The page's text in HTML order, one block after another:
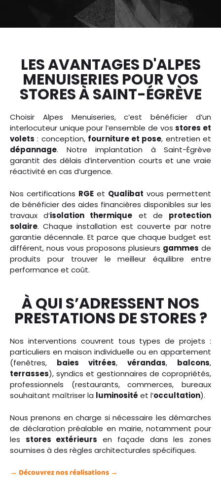
LES AVANTAGES D'ALPES
MENUISERIES POUR VOS
STORES À SAINT-ÉGRÈVE
Choisir Alpes Menuiseries, c’est bénéficier d’un
interlocuteur unique pour l’ensemble de vosstores et
volets : conception, fourniture et pose, entretien et
dépannage. Notre implantation à Saint-Égrève
garantit des délais d’intervention courts et une vraie
réactivité en cas d’urgence.
Nos certifications RGE et Qualibat vous permettent
de bénéficier des aides financières disponibles sur les
travaux d’isolation thermique et de protection
solaire. Chaque installation est couverte par notre
garantie décennale. Et parce que chaque budget est
différent, nous vous proposons plusieurs gammes de
produits pour trouver le meilleur équilibre entre
performance et coût.
À QUI S’ADRESSENT NOS
PRESTATIONS DE STORES ?
Nos interventions couvrent tous types de projets :
particuliers en maison individuelle ou en appartement
(fenêtres, baies vitrées, vérandas, balcons,
terrasses), syndics et gestionnaires de copropriétés,
professionnels (restaurants, commerces, bureaux
souhaitant maîtriser la luminosité et l’occultation).
Nous prenons en charge si nécessaire les démarches
de déclaration préalable en mairie, notamment pour
les stores extérieurs en façade dans les zones
soumises à des règles architecturales spécifiques.
→ Découvrez nos réalisations →